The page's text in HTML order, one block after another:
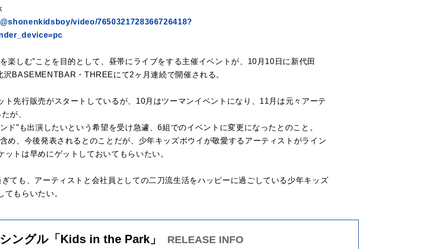
video/7650321728366726418?
楽しむ”ことを目的として、昼帯にライブをする主催イベントが、10月10日に新代田
BASEMENTBAR・THREEにて2ヶ月連続で開催される。
ト先行販売がスタートしているが、10月はツーマンイベントになり、11月は元々アーテ
が、
ド”も出演したいという希望を受け急遽、6組でのイベントに変更になったとのこと。
め、今後発表されるとのことだが、少年キッズボウイが敬愛するアーティストがライン
ットは早めにゲットしておいてもらいたい。
ても、アーティストと会社員としての二刀流生活をハッピーに過ごしている少年キッズ
てもらいたい。
ングル「Kids in the Park」 RELEASE INFO